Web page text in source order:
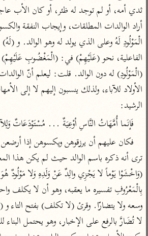
تفسير السمرقندي
تفسير الثعلبي
تفسير أبي السعود
الكشاف للزمخشري
اشترك لتصلك أخبار مشاريعنا
راسلنا •تليجرام
تويتر
تعليمات• عن الباحث
الرشيد:
فَإنَما أُمَّهَاتُ النَّاسِ أوْعِيَةٌ ... مُسْتَوْدَعَاتٌ